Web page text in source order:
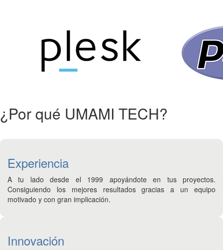
¿Por qué UMAMI TECH?
Experiencia
A tu lado desde el 1999 apoyándote en tus proyectos.
Consiguiendo los mejores resultados gracias a un equipo
motivado y con gran implicación.
Innovación